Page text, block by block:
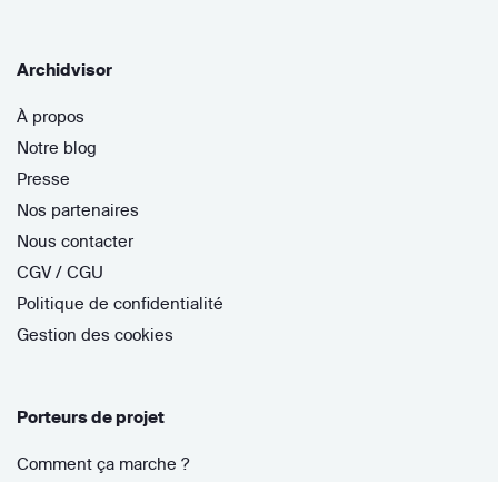
Archidvisor
À propos
Notre blog
Presse
Nos partenaires
Nous contacter
CGV / CGU
Politique de confidentialité
Gestion des cookies
Porteurs de projet
Comment ça marche ?